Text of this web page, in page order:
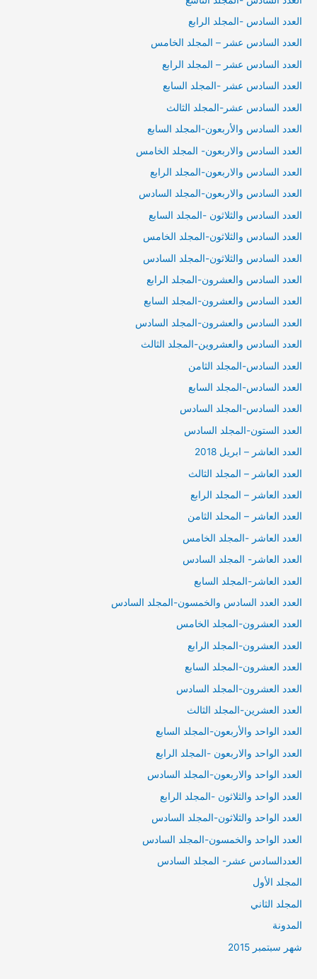
العدد السادس -المجلد الرابع
العدد السادس عشر – المجلد الخامس
العدد السادس عشر – المجلد الرابع
العدد السادس عشر -المجلد السابع
العدد السادس عشر-المجلد الثالث
العدد السادس والأربعون-المجلد السابع
العدد السادس والاربعون- المجلد الخامس
العدد السادس والاربعون-المجلد الرابع
العدد السادس والاربعون-المجلد السادس
العدد السادس والثلاثون -المجلد السابع
العدد السادس والثلاثون-المجلد الخامس
العدد السادس والثلاثون-المجلد السادس
العدد السادس والعشرون-المجلد الرابع
العدد السادس والعشرون-المجلد السابع
العدد السادس والعشرون-المجلد السادس
العدد السادس والعشروين-المجلد الثالث
العدد السادس-المجلد الثامن
العدد السادس-المجلد السابع
العدد السادس-المجلد السادس
العدد الستون-المجلد السادس
العدد العاشر – ابريل 2018
العدد العاشر – المجلد الثالث
العدد العاشر – المجلد الرابع
العدد العاشر – المحلد الثامن
العدد العاشر -المجلد الخامس
العدد العاشر- المجلد السادس
العدد العاشر-المجلد السابع
العدد العدد السادس والخمسون-المجلد السادس
العدد العشرون-المجلد الخامس
العدد العشرون-المجلد الرابع
العدد العشرون-المجلد السابع
العدد العشرون-المجلد السادس
العدد العشرين-المجلد الثالث
العدد الواحد والأربعون-المجلد السابع
العدد الواحد والاربعون -المجلد الرابع
العدد الواحد والاربعون-المجلد السادس
العدد الواحد والثلاثون -المجلد الرابع
العدد الواحد والثلاثون-المجلد السادس
العدد الواحد والخمسون-المجلد السادس
العددالسادس عشر- المجلد السادس
المجلد الأول
المجلد الثاني
المدونة
شهر سبتمبر 2015